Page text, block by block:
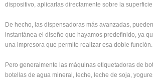
dispositivo, aplicarlas directamente sobre la
De hecho, las dispensadoras más avanzadas,
instantánea el diseño que hayamos predefinido, ya
una impresora que permite realizar esa doble función.
Pero generalmente las máquinas etiquetadoras de
botellas de agua mineral, leche, leche de soja,